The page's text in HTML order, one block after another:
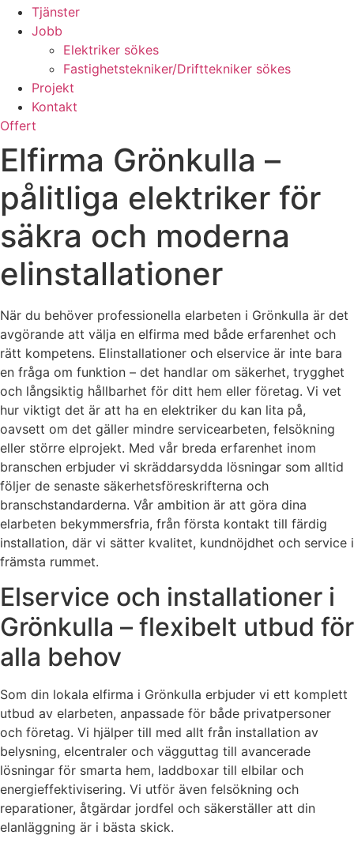
Tjänster
Jobb
Elektriker sökes
Fastighetstekniker/Drifttekniker sökes
Projekt
Kontakt
Offert
Elfirma Grönkulla –
pålitliga elektriker för
säkra och moderna
elinstallationer
När du behöver professionella elarbeten i Grönkulla är det
avgörande att välja en elfirma med både erfarenhet och
rätt kompetens. Elinstallationer och elservice är inte bara
en fråga om funktion – det handlar om säkerhet, trygghet
och långsiktig hållbarhet för ditt hem eller företag. Vi vet
hur viktigt det är att ha en elektriker du kan lita på,
oavsett om det gäller mindre servicearbeten, felsökning
eller större elprojekt. Med vår breda erfarenhet inom
branschen erbjuder vi skräddarsydda lösningar som alltid
följer de senaste säkerhetsföreskrifterna och
branschstandarderna. Vår ambition är att göra dina
elarbeten bekymmersfria, från första kontakt till färdig
installation, där vi sätter kvalitet, kundnöjdhet och service i
främsta rummet.
Elservice och installationer i
Grönkulla – flexibelt utbud för
alla behov
Som din lokala elfirma i Grönkulla erbjuder vi ett komplett
utbud av elarbeten, anpassade för både privatpersoner
och företag. Vi hjälper till med allt från installation av
belysning, elcentraler och vägguttag till avancerade
lösningar för smarta hem, laddboxar till elbilar och
energieffektivisering. Vi utför även felsökning och
reparationer, åtgärdar jordfel och säkerställer att din
elanläggning är i bästa skick.